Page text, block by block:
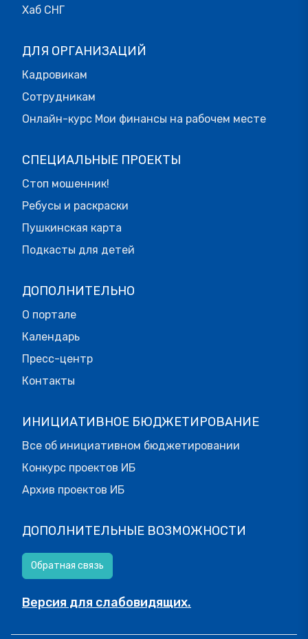
Хаб СНГ
ДЛЯ ОРГАНИЗАЦИЙ
Кадровикам
Сотрудникам
Онлайн-курс Мои финансы на рабочем месте
СПЕЦИАЛЬНЫЕ ПРОЕКТЫ
Стоп мошенник!
Ребусы и раскраски
Пушкинская карта
Подкасты для детей
ДОПОЛНИТЕЛЬНО
О портале
Календарь
Пресс-центр
Контакты
ИНИЦИАТИВНОЕ БЮДЖЕТИРОВАНИЕ
Все об инициативном бюджетировании
Конкурс проектов ИБ
Архив проектов ИБ
ДОПОЛНИТЕЛЬНЫЕ ВОЗМОЖНОСТИ
Обратная связь
Версия для слабовидящих.